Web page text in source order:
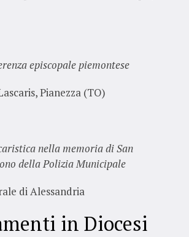
episcopale piemontese
Pianezza (TO)
nella memoria di San
della Polizia Municipale
di Alessandria
in Diocesi